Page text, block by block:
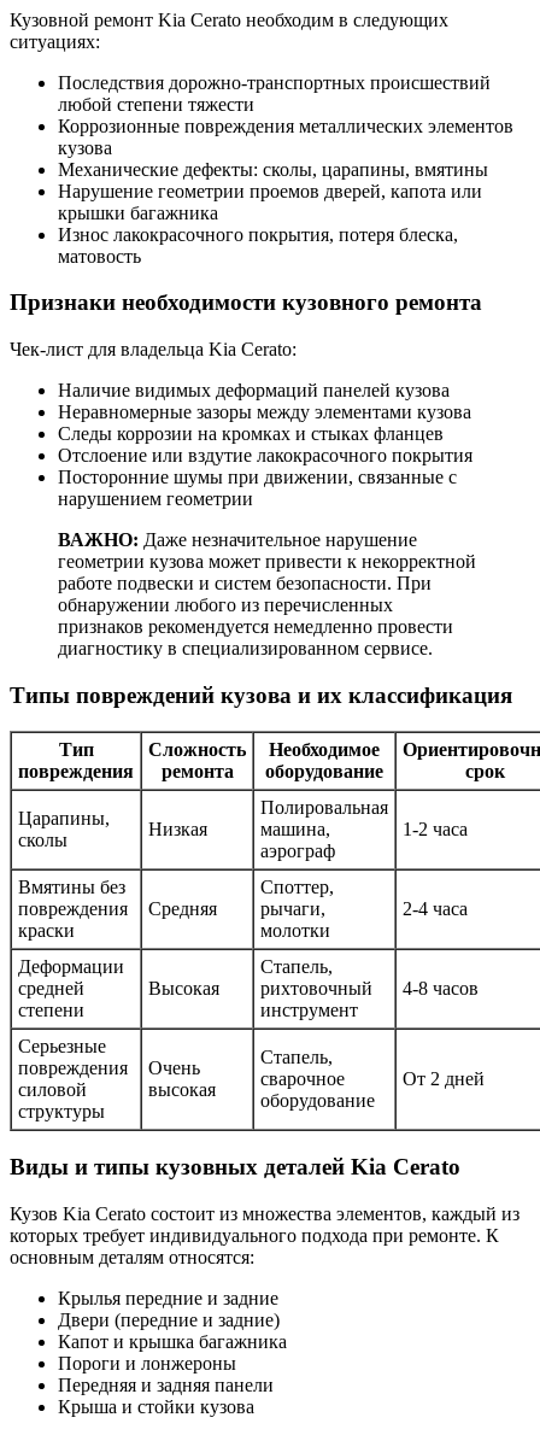
Кузовной ремонт Kia Cerato необходим в следующих
ситуациях:
Последствия дорожно-транспортных происшествий
любой степени тяжести
Коррозионные повреждения металлических элементов
кузова
Механические дефекты: сколы, царапины, вмятины
Нарушение геометрии проемов дверей, капота или
крышки багажника
Износ лакокрасочного покрытия, потеря блеска,
матовость
Признаки необходимости кузовного ремонта
Чек-лист для владельца Kia Cerato:
Наличие видимых деформаций панелей кузова
Неравномерные зазоры между элементами кузова
Следы коррозии на кромках и стыках фланцев
Отслоение или вздутие лакокрасочного покрытия
Посторонние шумы при движении, связанные с
нарушением геометрии
ВАЖНО: Даже незначительное нарушение
геометрии кузова может привести к некорректной
работе подвески и систем безопасности. При
обнаружении любого из перечисленных
признаков рекомендуется немедленно провести
диагностику в специализированном сервисе.
Типы повреждений кузова и их классификация
Тип
повреждения
Сложность
ремонта
Необходимое
оборудование
срок
Царапины,
сколы
Низкая
Полировальная
машина,
аэрограф
1-2 часа
Вмятины без
повреждения
краски
Средняя
Споттер,
рычаги,
молотки
2-4 часа
Деформации
средней
степени
Высокая
Стапель,
рихтовочный
инструмент
4-8 часов
Серьезные
повреждения
силовой
структуры
Очень
высокая
Стапель,
сварочное
оборудование
От 2 дней
Виды и типы кузовных деталей Kia Cerato
Кузов Kia Cerato состоит из множества элементов, каждый из
которых требует индивидуального подхода при ремонте. К
основным деталям относятся:
Крылья передние и задние
Двери (передние и задние)
Капот и крышка багажника
Пороги и лонжероны
Передняя и задняя панели
Крыша и стойки кузова